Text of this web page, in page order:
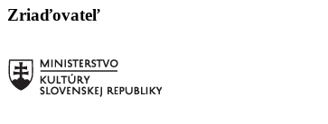
Zriaďovateľ